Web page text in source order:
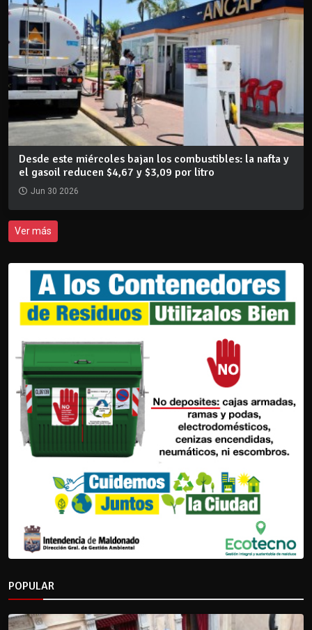
Desde este miércoles bajan los combustibles: la nafta y
el gasoil reducen $4,67 y $3,09 por litro
Jun 30 2026
Ver más
POPULAR